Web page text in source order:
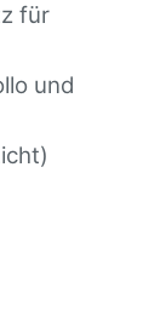
für
und